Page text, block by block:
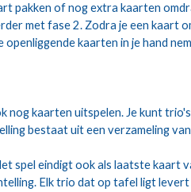
pakken of nog extra kaarten
met fase 2. Zodra je een kaart
kaarten in je hand
nog kaarten uitspelen. Je kunt
bestaat uit een verzameling
spel eindigt ook als laatste kaart
Elk trio dat op tafel ligt